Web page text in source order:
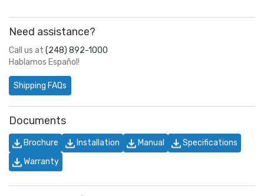
Need assistance?
Call us at (248) 892-1000
Hablamos Español!
Shipping FAQs
Documents
Brochure Installation Manual
Specifications
Warranty